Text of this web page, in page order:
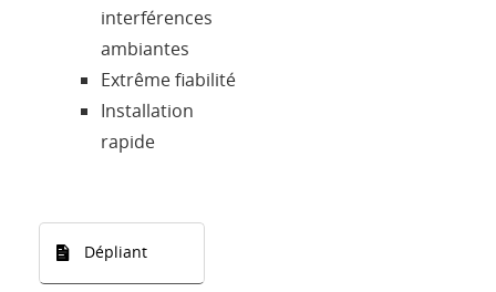
interférences
ambiantes
Extrême fiabilité
Installation
rapide
Dépliant